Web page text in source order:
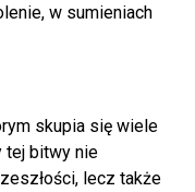
w sumieniach
skupia się wiele
tej bitwy nie
lecz także